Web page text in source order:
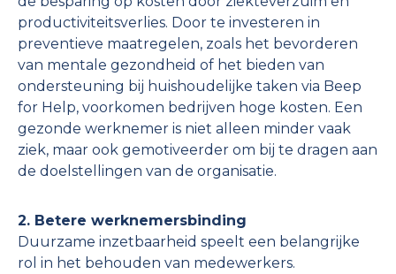
productiviteitsverlies. Door te investeren in
preventieve maatregelen, zoals het bevorderen
van mentale gezondheid of het bieden van
ondersteuning bij huishoudelijke taken via Beep
for Help, voorkomen bedrijven hoge kosten. Een
gezonde werknemer is niet alleen minder vaak
ziek, maar ook gemotiveerder om bij te dragen aan
de doelstellingen van de organisatie.
2. Betere werknemersbinding
Duurzame inzetbaarheid speelt een belangrijke
rol in het behouden van medewerkers.